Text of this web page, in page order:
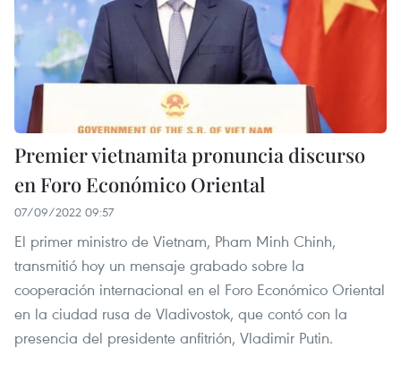
Premier vietnamita pronuncia discurso
en Foro Económico Oriental
07/09/2022 09:57
El primer ministro de Vietnam, Pham Minh Chinh,
transmitió hoy un mensaje grabado sobre la
cooperación internacional en el Foro Económico Oriental
en la ciudad rusa de Vladivostok, que contó con la
presencia del presidente anfitrión, Vladimir Putin.